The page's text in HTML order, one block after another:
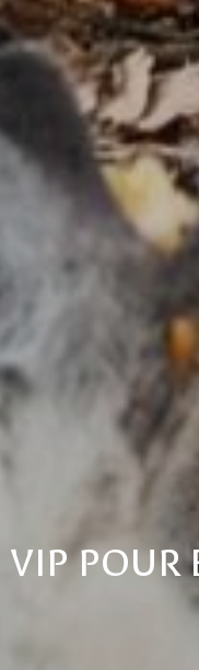
POUR